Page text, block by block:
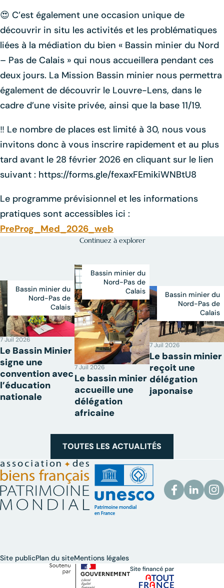
😍 C’est également une occasion unique de
découvrir in situ les activités et les problématiques
liées à la médiation du bien « Bassin minier du Nord
– Pas de Calais » qui nous accueillera pendant ces
deux jours. La Mission Bassin minier nous permettra
également de découvrir le Louvre-Lens, dans le
cadre d’une visite privée, ainsi que la base 11/19.
‼️ Le nombre de places est limité à 30, nous vous
invitons donc à vous inscrire rapidement et au plus
tard avant le 28 février 2026 en cliquant sur le lien
suivant : https://forms.gle/fexaxFEmikiWNBtU8
Le programme prévisionnel et les informations
pratiques sont accessibles ici :
PreProg_Med_2026_web
Continuez à explorer
Bassin minier du
Nord-Pas de
Calais
7 Juil 2026
Le Bassin Minier
signe une
convention avec
l’éducation
nationale
Bassin minier du
Nord-Pas de
Calais
7 Juil 2026
Le bassin minier
accueille une
délégation
africaine
Bassin minier du
Nord-Pas de
Calais
7 Juil 2026
Le bassin minier
reçoit une
délégation
japonaise
TOUTES LES ACTUALITÉS
Site publicPlan du siteMentions légales